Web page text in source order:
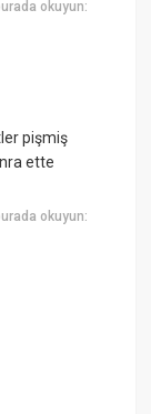
okuyun:
pişmiş
ette
okuyun: